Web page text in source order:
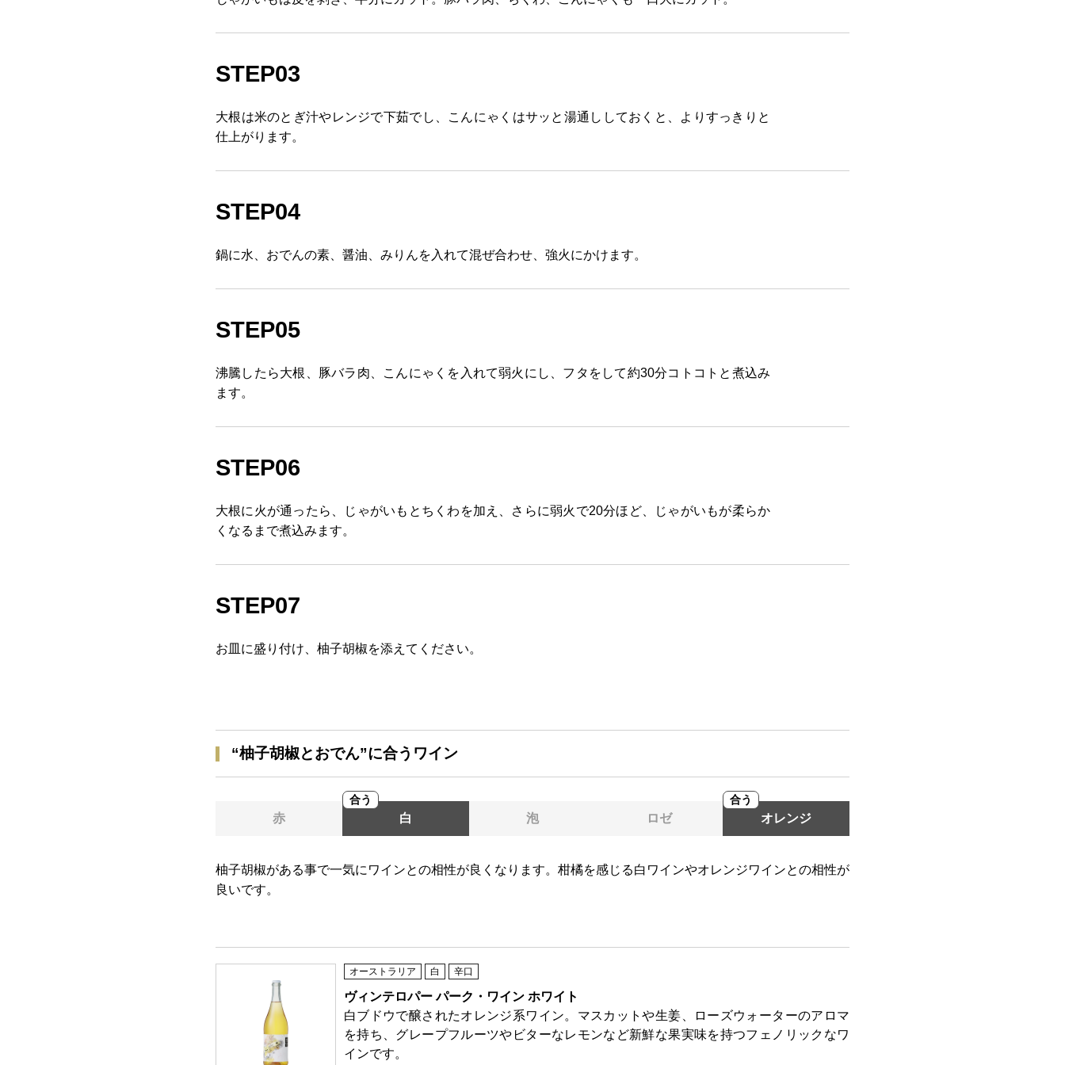
STEP03
大根は米のとぎ汁やレンジで下茹でし、こんにゃくはサッと湯通ししておくと、よりすっきりと
仕上がります。
STEP04
鍋に水、おでんの素、醤油、みりんを入れて混ぜ合わせ、強火にかけます。
STEP05
沸騰したら大根、豚バラ肉、こんにゃくを入れて弱火にし、フタをして約30分コトコトと煮込み
ます。
STEP06
大根に火が通ったら、じゃがいもとちくわを加え、さらに弱火で20分ほど、じゃがいもが柔らか
くなるまで煮込みます。
STEP07
お皿に盛り付け、柚子胡椒を添えてください。
“柚子胡椒とおでん”に合うワイン
赤
合う
白 泡 ロゼ
合う
オレンジ
柚子胡椒がある事で一気にワインとの相性が良くなります。柑橘を感じる白ワインやオレンジワインとの相性が
良いです。
オーストラリア 白 辛口
ヴィンテロパー パーク・ワイン ホワイト
白ブドウで醸されたオレンジ系ワイン。マスカットや生姜、ローズウォーターのアロマ
を持ち、グレープフルーツやビターなレモンなど新鮮な果実味を持つフェノリックなワ
インです。